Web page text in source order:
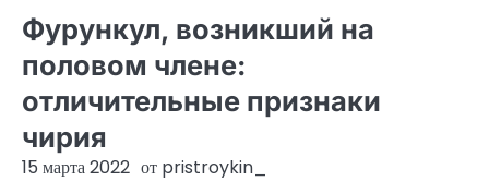
Фурункул, возникший на
половом члене:
отличительные признаки
чирия
15 марта 2022 от pristroykin_